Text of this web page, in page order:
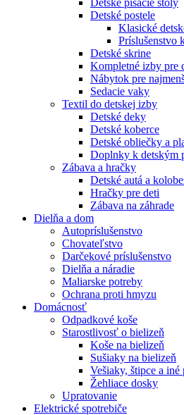
Detské postele
Klasické
Príslušenstvo
Detské skrine
Kompletné izby pre
Nábytok pre
Sedacie vaky
Textil do detskej izby
Detské deky
Detské koberce
Detské obliečky a
Doplnky k detským
Zábava a hračky
Detské autá a
Hračky pre deti
Zábava na záhrade
Dielňa a dom
Autopríslušenstvo
Chovateľstvo
Darčekové príslušenstvo
Dielňa a náradie
Maliarske potreby
Ochrana proti hmyzu
Domácnosť
Odpadkové koše
Starostlivosť o bielizeň
Koše na bielizeň
Sušiaky na bielizeň
Vešiaky, štipce a iné
Žehliace dosky
Upratovanie
Elektrické spotrebiče